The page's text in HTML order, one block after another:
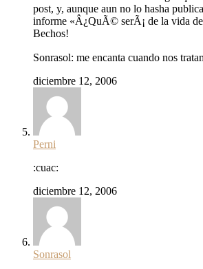
post, y, aunque aun no lo hasha
informe «Â¿QuÃ© serÃ¡ de la vida
Bechos!
Sonrasol: me encanta cuando nos
diciembre 12, 2006
Perni
:cuac:
diciembre 12, 2006
Sonrasol